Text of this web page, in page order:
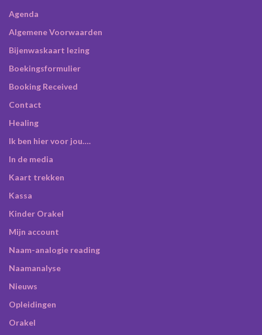
Agenda
Algemene Voorwaarden
Bijenwaskaart lezing
Boekingsformulier
Booking Received
Contact
Healing
Ik ben hier voor jou….
In de media
Kaart trekken
Kassa
Kinder Orakel
Mijn account
Naam-analogie reading
Naamanalyse
Nieuws
Opleidingen
Orakel